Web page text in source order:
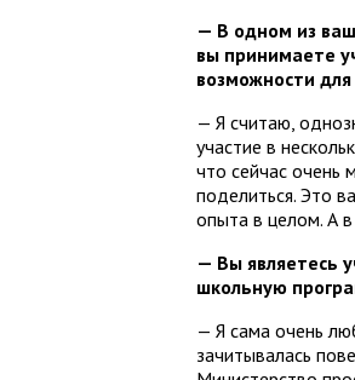
— В одном из
вы принимаете
возможности
— Я считаю,
участие в
что сейчас очень
поделиться. Это
опыта в целом. А
— Вы являетесь
школьную
— Я сама очень
зачитывалась